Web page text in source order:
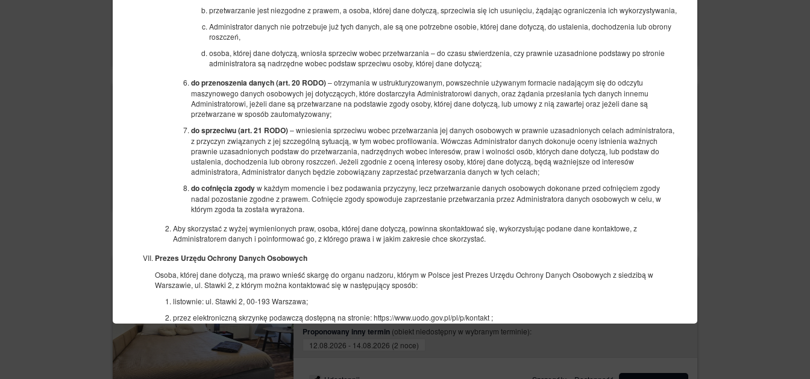
przetwarzanie jest niezgodne z prawem, a osoba, której dane dotyczą, sprzeciwia się ich usunięciu, żądając ograniczenia ich wykorzystywania,
Administrator danych nie potrzebuje już tych danych, ale są one potrzebne osobie, której dane dotyczą, do ustalenia, dochodzenia lub obrony
roszczeń,
osoba, której dane dotyczą, wniosła sprzeciw wobec przetwarzania – do czasu stwierdzenia, czy prawnie uzasadnione podstawy po stronie
administratora są nadrzędne wobec podstaw sprzeciwu osoby, której dane dotyczą;
do przenoszenia danych (art. 20 RODO)– otrzymania w ustrukturyzowanym, powszechnie używanym formacie nadającym się do odczytu
maszynowego danych osobowych jej dotyczących, które dostarczyła Administratorowi danych, oraz żądania przesłania tych danych innemu
Administratorowi, jeżeli dane są przetwarzane na podstawie zgody osoby, której dane dotyczą, lub umowy z nią zawartej oraz jeżeli dane są
przetwarzane w sposób zautomatyzowany;
do sprzeciwu (art. 21 RODO)– wniesienia sprzeciwu wobec przetwarzania jej danych osobowych w prawnie uzasadnionych celach administratora,
z przyczyn związanych z jej szczególną sytuacją, w tym wobec profilowania. Wówczas Administrator danych dokonuje oceny istnienia ważnych
prawnie uzasadnionych podstaw do przetwarzania, nadrzędnych wobec interesów, praw i wolności osób, których dane dotyczą, lub podstaw do
ustalenia, dochodzenia lub obrony roszczeń. Jeżeli zgodnie z oceną interesy osoby, której dane dotyczą, będą ważniejsze od interesów
administratora, Administrator danych będzie zobowiązany zaprzestać przetwarzania danych w tych celach;
do cofnięcia zgodyw każdym momencie i bez podawania przyczyny, lecz przetwarzanie danych osobowych dokonane przed cofnięciem zgody
nadal pozostanie zgodne z prawem. Cofnięcie zgody spowoduje zaprzestanie przetwarzania przez Administratora danych osobowych w celu, w
którym zgoda ta została wyrażona.
Aby skorzystać z wyżej wymienionych praw, osoba, której dane dotyczą, powinna skontaktować się, wykorzystując podane dane kontaktowe, z
Administratorem danych i poinformować go, z którego prawa i w jakim zakresie chce skorzystać.
Prezes Urzędu Ochrony Danych Osobowych
Osoba, której dane dotyczą, ma prawo wnieść skargę do organu nadzoru, którym w Polsce jest Prezes Urzędu Ochrony Danych Osobowych z siedzibą w
Warszawie, ul. Stawki 2, z którym można kontaktować się w następujący sposób:
listownie: ul. Stawki 2, 00-193 Warszawa;
przez elektroniczną skrzynkę podawczą dostępną na stronie: https://www.uodo.gov.pl/pl/p/kontakt ;
infolinia: 606-950-0000.
Inspektor Ochrony Danych
W każdym przypadku osoba, której dane dotyczą, może również skontaktować się bezpośrednio z inspektorem ochrony danych Administratora za pomocą
2 łóżka pojedyncze (Single)
Pokój nr 1 (2 os. z wspólnym WC )
Dostępna liczba: 1
2 osoby
pow. 14,00 m2
1 sypialnia
2 łóżka pojedyncze (Single)
225,00 zł
Udostępnij Szczegóły Dostępność
Pokaż oferty
POZOSTAŁE OFERTY
Pokój nr5 (2 os. z WC) 292,00 zł
Proponowany inny termin (obiekt niedostępny w wybranym terminie):
12.08.2026 - 14.08.2026 (2 noce)